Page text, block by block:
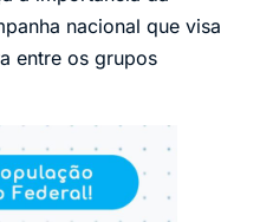
nacional que visa
entre os grupos